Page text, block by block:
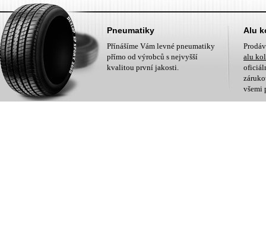
Pneumatiky
Přínášíme Vám levné pneumatiky
přímo od výrobců s nejvyšší
kvalitou první jakosti.
Alu
alu
všemi